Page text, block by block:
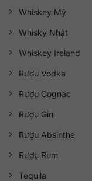
Whiskey Mỹ
Whisky Nhật
Whiskey Ireland
Rượu Vodka
Rượu Cognac
Rượu Gin
Rượu Absinthe
Rượu Rum
Tequila